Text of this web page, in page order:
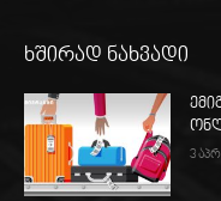
ხშირად ნახვადი
3